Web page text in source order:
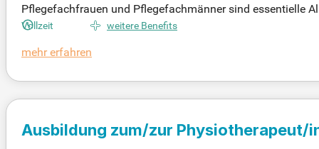
Pflegefachfrauen und Pflegefachmänner sind essentielle
eden Alters, sei es im Krankenhaus, in
reiche Praxiseinsätze von über 2.500 Stunden in
Vollzeit weitere Benefits
mehr erfahren
Ausbildung zum/zur Physiotherapeut/